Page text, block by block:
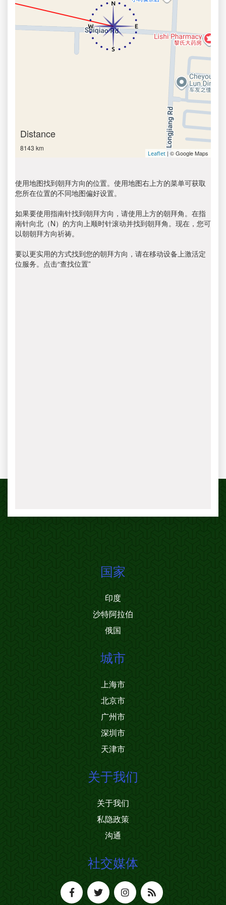
Distance
8143 km
Leaflet | © Google Maps
使用地图找到朝拜方向的位置。使用地图右上方的菜单可获取
您所在位置的不同地图偏好设置。
如果要使用指南针找到朝拜方向，请使用上方的朝拜角。在指
南针向北（N）的方向上顺时针滚动并找到朝拜角。现在，您可
以朝朝拜方向祈祷。
要以更实用的方式找到您的朝拜方向，请在移动设备上激活定
位服务。点击“查找位置”
国家
印度
沙特阿拉伯
俄国
城市
上海市
北京市
广州市
深圳市
天津市
关于我们
关于我们
私隐政策
沟通
社交媒体